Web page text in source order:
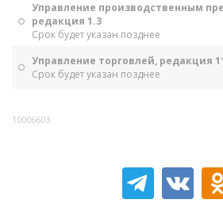
Управление производственным
редакция 1.3
Срок будет указан позднее
Управление торговлей, редакция
Срок будет указан позднее
10006603